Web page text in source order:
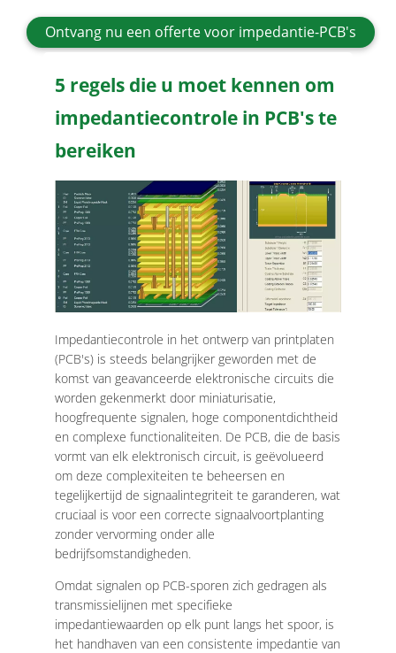
Ontvang nu een offerte voor impedantie-PCB's
5 regels die u moet kennen om
impedantiecontrole in PCB's te
bereiken
Impedantiecontrole in het ontwerp van printplaten
(PCB's) is steeds belangrijker geworden met de
komst van geavanceerde elektronische circuits die
worden gekenmerkt door miniaturisatie,
hoogfrequente signalen, hoge componentdichtheid
en complexe functionaliteiten. De PCB, die de basis
vormt van elk elektronisch circuit, is geëvolueerd
om deze complexiteiten te beheersen en
tegelijkertijd de signaalintegriteit te garanderen, wat
cruciaal is voor een correcte signaalvoortplanting
zonder vervorming onder alle
bedrijfsomstandigheden.
Omdat signalen op PCB-sporen zich gedragen als
transmissielijnen met specifieke
impedantiewaarden op elk punt langs het spoor, is
het handhaven van een consistente impedantie van